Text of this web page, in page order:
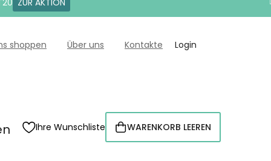
ZUR AKTION
shoppen Über uns Kontakte Login
Ihre Wunschliste WARENKORB
WARENKORB LEEREN